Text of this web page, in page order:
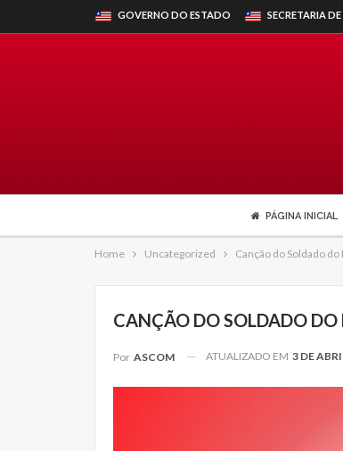
GOVERNO DO ESTADO SECRETARIA
PÁGINA INICIAL
Home Uncategorized Canção do Soldado do
CANÇÃO DO SOLDADO DO
Por ASCOM ATUALIZADO EM 3 DE